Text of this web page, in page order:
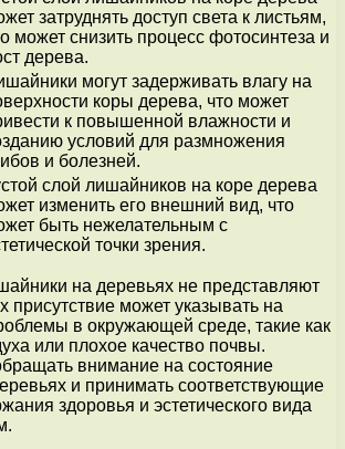
затруднять доступ света к листьям,
может снизить процесс фотосинтеза и
дерева.
могут задерживать влагу на
коры дерева, что может
к повышенной влажности и
условий для размножения
и болезней.
слой лишайников на коре дерева
изменить его внешний вид, что
быть нежелательным с
точки зрения.
на деревьях не представляют
присутствие может указывать на
в окружающей среде, такие как
или плохое качество почвы.
внимание на состояние
и принимать соответствующие
здоровья и эстетического вида